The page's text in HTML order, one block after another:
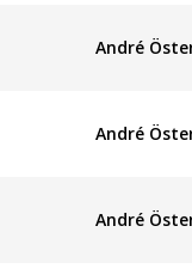
André
André
André